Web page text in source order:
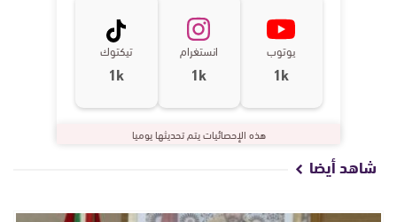
يوتوب
1k
انستغرام
1k
تيكتوك
1k
هذه الإحصائيات يتم تحديثها يوميا
شاهد أيضا